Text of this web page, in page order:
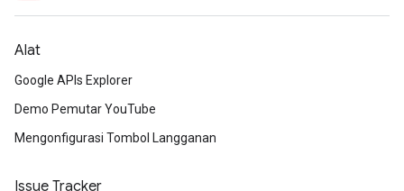
Alat
Google APIs Explorer
Demo Pemutar YouTube
Mengonfigurasi Tombol Langganan
Issue Tracker